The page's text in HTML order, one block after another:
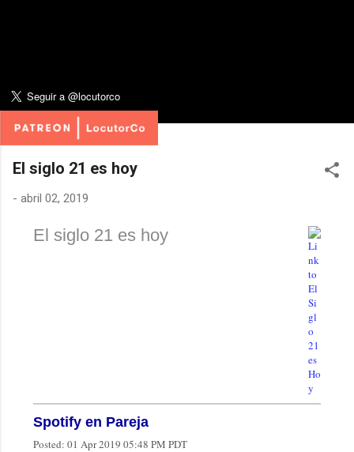
El siglo 21 es hoy
- abril 02, 2019
El siglo 21 es hoy
Spotify en Pareja
Posted: 01 Apr 2019 05:48 PM PDT